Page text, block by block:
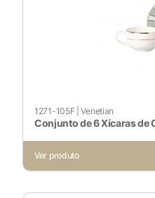
1271-105F|Venetian
Conjunto de 6 Xícaras de
Ver produto
X